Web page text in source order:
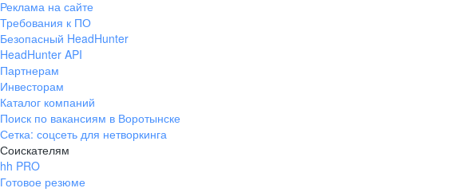
Реклама на сайте
Требования к ПО
Безопасный HeadHunter
HeadHunter API
Партнерам
Инвесторам
Каталог компаний
Поиск по вакансиям в Воротынске
Сетка: соцсеть для нетворкинга
Соискателям
hh PRO
Готовое резюме